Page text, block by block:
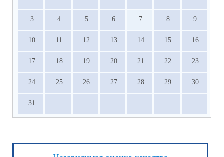
3 4 5 6 7 8 9
10 11 12 13 14 15 16
17 18 19 20 21 22 23
24 25 26 27 28 29 30
31